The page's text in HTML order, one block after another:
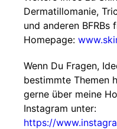
Dermatillomanie,
und anderen
Homepage:
Wenn Du Fragen,
bestimmte Themen
gerne über meine
Instagram unter:
https://